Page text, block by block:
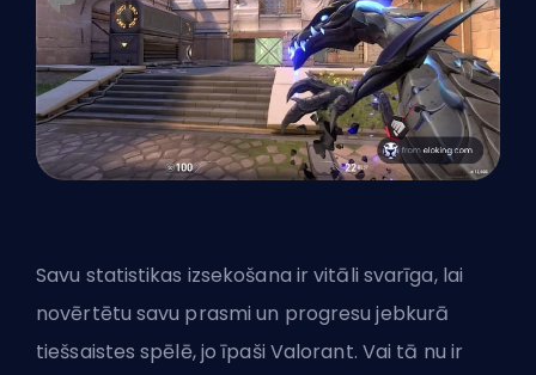
Savu statistikas izsekošana ir vitāli svarīga, lai
novērtētu savu prasmi un progresu jebkurā
tiešsaistes spēlē, jo īpaši Valorant. Vai tā nu ir